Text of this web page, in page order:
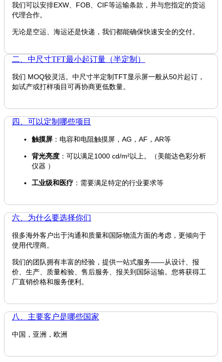
我们可以安排EXW、FOB、CIF等运输条款，并与您指定的货运
代理合作。
无论是空运、海运还是快递，我们都能确保快速安全的交付。
二、中尺寸TFT最小起订量（半定制）
我们 MOQ较灵活。中尺寸半定制TFT显示屏一般从50片起订，
如试产或打样项目可再协商更低数量。
四、可以定制哪些项目
触摸屏 ：电容和电阻触摸屏，AG，AF，AR等
背光亮度 ：可以满足1000 cd/m²以上。（美能达色彩分析
仪器 ）
工业级和医疗 ：需要满足特定的行业要求等
六、为什么要选择你们
很多海外客户出于沟通和质量和国际物流方面的考虑，更倾向于
使用代理商。
我们的团队拥有丰富的经验，提供一站式服务——从设计、报
价、生产、质量检验、售后服务、报关到国际运输。您将获得工
厂直销价格和服务便利。
八、主要客户是哪些国家
中国，亚洲，欧洲